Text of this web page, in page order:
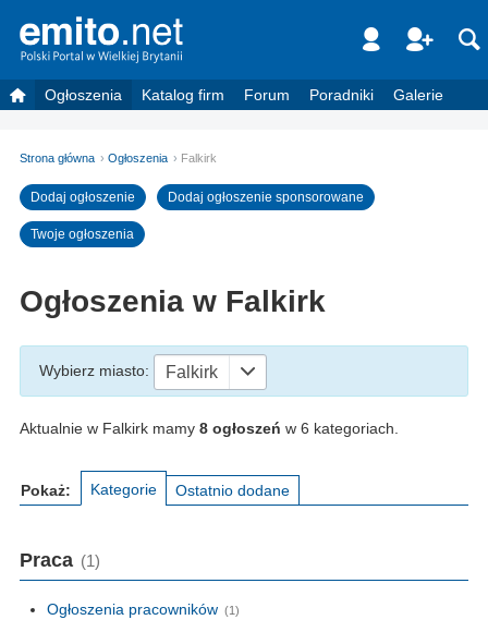
Ogłoszenia Katalog firm Forum Poradniki Galerie
Strona główna Ogłoszenia Falkirk
Dodaj ogłoszenie Dodaj ogłoszenie sponsorowane
Twoje ogłoszenia
Ogłoszenia w Falkirk
Wybierz miasto: Falkirk
Aktualnie w Falkirk mamy 8 ogłoszeń w 6 kategoriach.
Pokaż: Kategorie Ostatnio dodane
Praca (1)
Ogłoszenia pracowników (1)